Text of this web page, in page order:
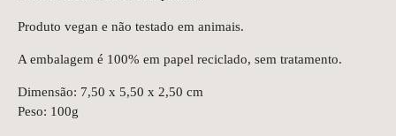
Produto vegan e não testado em animais.
A embalagem é 100% em papel reciclado, sem tratamento.
Dimensão: 7,50 x 5,50 x 2,50 cm
Peso: 100g